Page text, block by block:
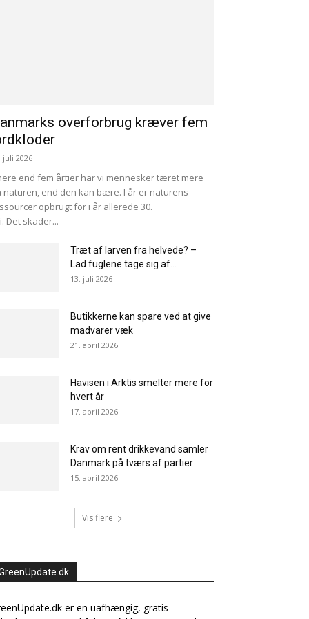
overforbrug kræver fem
juli 2026
end fem årtier har vi mennesker tæret mere
naturen, end den kan bære. I år er naturens
opbrugt for i år allerede 30.
Det skader...
Træt af larven fra helvede? –
Lad fuglene tage sig af...
13. juli 2026
Butikkerne kan spare ved at give
madvarer væk
21. april 2026
Havisen i Arktis smelter mere for
hvert år
17. april 2026
Krav om rent drikkevand samler
Danmark på tværs af partier
15. april 2026
Vis flere
er en uafhængig, gratis